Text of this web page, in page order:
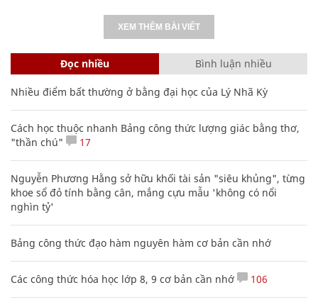
XEM THÊM BÀI VIẾT
Đọc nhiều Bình luận nhiều
Nhiều điểm bất thường ở bằng đại học của Lý Nhã Kỳ
Cách học thuộc nhanh Bảng công thức lượng giác bằng thơ,
"thần chú"
17
Nguyễn Phương Hằng sở hữu khối tài sản "siêu khủng", từng
khoe sổ đỏ tính bằng cân, mắng cựu mẫu 'không có nổi
nghìn tỷ'
Bảng công thức đạo hàm nguyên hàm cơ bản cần nhớ
Các công thức hóa học lớp 8, 9 cơ bản cần nhớ 106